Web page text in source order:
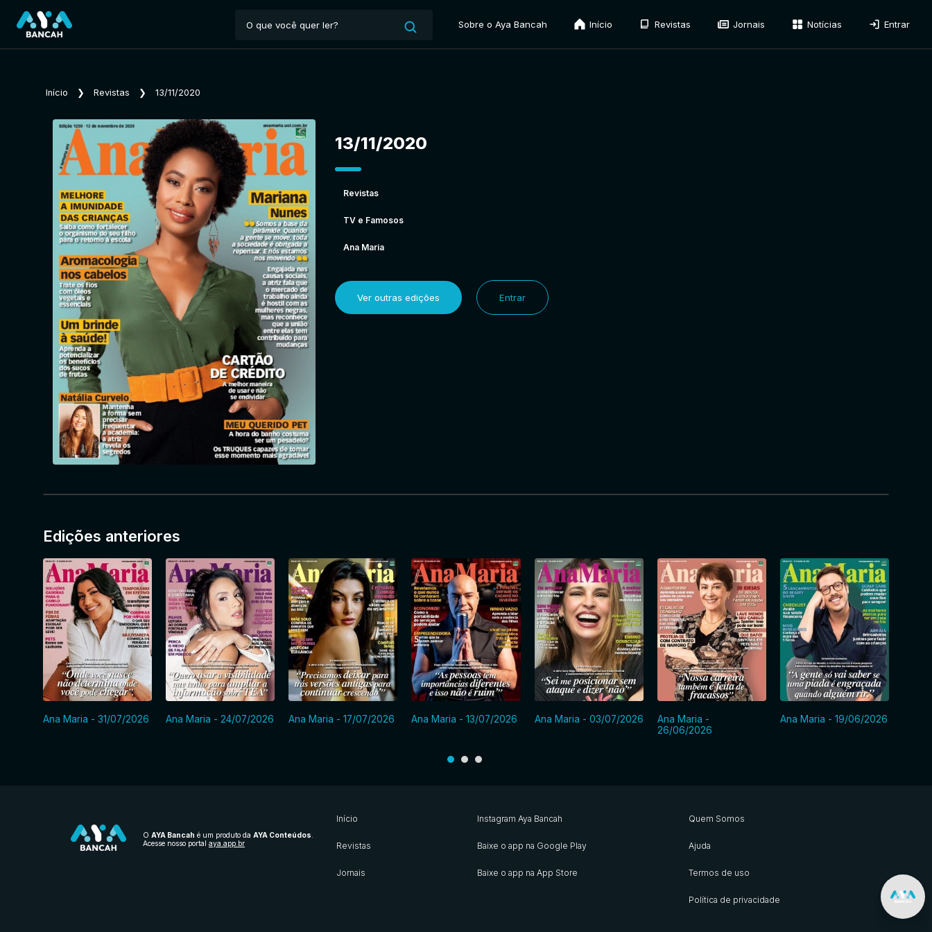
Sobre o Aya Bancah Início Revistas Jornais Notícias Entrar
Início ❯ Revistas ❯ 13/11/2020
13/11/2020
Revistas
TV e Famosos
Ana Maria
Ver outras edições Entrar
Edições anteriores
Ana Maria - 31/07/2026 Ana Maria - 24/07/2026 Ana Maria - 17/07/2026 Ana Maria - 13/07/2026 Ana Maria - 03/07/2026
Ana Maria -
26/06/2026
Ana Maria - 19/06/2026
O AYA Bancah é um produto da AYA Conteúdos
Acesse nosso portal aya.app.br
Início
Revistas
Jornais
Instagram Aya Bancah
Baixe o app na Google Play
Baixe o app na App Store
Quem Somos
Ajuda
Termos de uso
Política de privacidade